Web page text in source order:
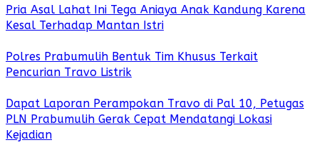
Pria Asal Lahat Ini Tega Aniaya Anak Kandung Karena
Kesal Terhadap Mantan Istri
Polres Prabumulih Bentuk Tim Khusus Terkait
Pencurian Travo Listrik
Dapat Laporan Perampokan Travo di Pal 10, Petugas
PLN Prabumulih Gerak Cepat Mendatangi Lokasi
Kejadian